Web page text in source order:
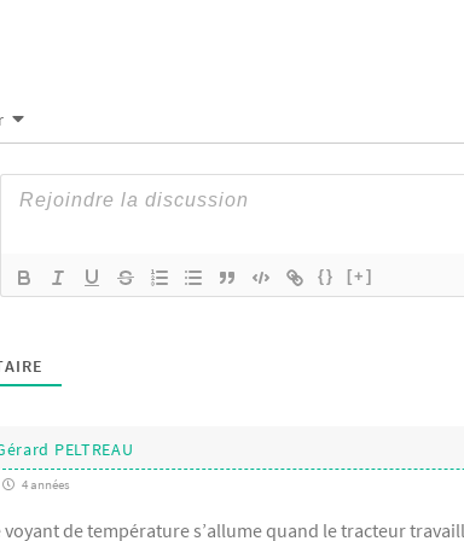
{} [+]
PELTREAU
4 années
voyant de température s’allume quand le tracteur